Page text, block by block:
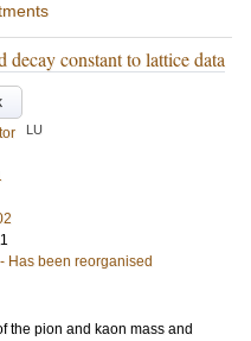
decay constant to lattice data
LU
Has been reorganised
the pion and kaon mass and